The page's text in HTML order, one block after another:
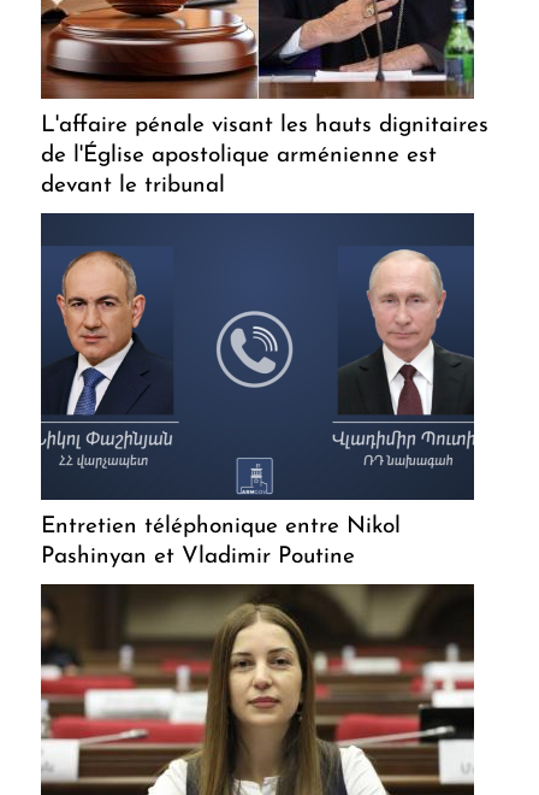
L'affaire pénale visant les hauts dignitaires
de l'Église apostolique arménienne est
devant le tribunal
Entretien téléphonique entre Nikol
Pashinyan et Vladimir Poutine